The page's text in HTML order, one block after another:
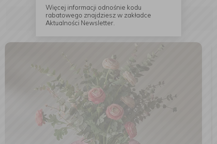
Czytaj dalej
Więcej informacji odnośnie kodu
rabatowego znajdziesz w zakładce
Aktualności Newsletter.